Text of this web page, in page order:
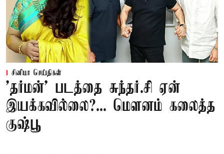
சினிமா செய்திகள்
'தர்மன்' படத்தை சுந்தர்.சி ஏன்
இயக்கவில்லை?... மௌனம் கலைத்த
குஷ்பூ